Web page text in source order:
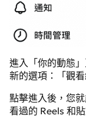
進入「你的動態
新的選項：「觀
點擊進入後，您
看過的 Reels 和